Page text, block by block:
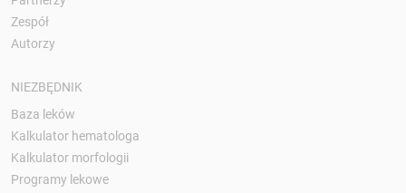
Zespół
Autorzy
NIEZBĘDNIK
Baza leków
Kalkulator hematologa
Kalkulator morfologii
Programy lekowe